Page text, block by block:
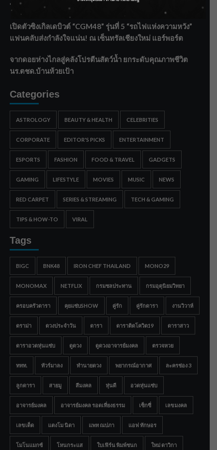
บริหารเชิงรุกลดเสี่ยงน้ำท่วม
เปิดตัวซิงเกิลเดบิวต์ “CGM48” รุ่นที่ 5 “รถไฟแห่งความหวัง”
แฟนคลับส่งกำลังใจแน่น! ณ เซ็นทรัลเชียงใหม่ แอร์พอร์ต
จากดอยห่างไกลสู่คลังโปรตีนสัตว์น้ำ ยกระดับคุณภาพชีวิต
นร.ตชด.บ้านห้วยเป้า
Categories
ASTROLOGY BEAUTY & HEALTH CELEBRITIES
CORPORATE EDITOR'S PICKS ENTERTAINMENT
ESPORTS FASHION FOOD & TRAVEL GADGETS
GAMING LIFESTYLE MOVIES MUSIC NEWS
RED CARPET SERIES & STREAMING TECH & GAMING
TIPS & HOW-TO VIRAL
Tags
BIGC BNK48 IRON CHEF THAILAND MONO29
MONOMAX NETFLIX กรมชลประทาน กรมอุตุนิยมวิทยา
ครอบครัวดารา คุยแซ่บSHOW คู่รัก คู่รักดารา งานวิวาห์
ดราม่า ดวงประจำวัน ดารา ดาราติดโควิด19 ดาราสาว
ดาราอวดหุ่นแซ่บ ดูดวง ดูดวงอาจารย์มงคล ตรวจหวย
ททท. ทัวร์มาลง ทำนายดวง พยากรณ์อากาศ ละครช่อง 3
ลูกดารา สายมู สีมงคล หุ่นดี อวดหุ่นแซ่บ
อาจารย์มงคล อาจารย์มงคล รอดเที่ยงธรรม เซ็กซี่ เลขมงคล
เลขเด็ด แตงโม นิดา แพท ณปภา แอฟ ทักษอร
โมโนแมกซ์ โหนกระแส ใบเฟิร์น พิมพ์ชนก ใหม่ ดาวิกา